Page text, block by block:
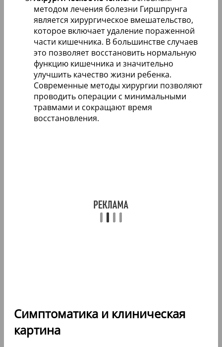
методом лечения болезни Гиршпрунга
является хирургическое вмешательство,
которое включает удаление пораженной
части кишечника. В большинстве случаев
это позволяет восстановить нормальную
функцию кишечника и значительно
улучшить качество жизни ребенка.
Современные методы хирургии позволяют
проводить операции с минимальными
травмами и сокращают время
восстановления.
Симптоматика и клиническая
картина